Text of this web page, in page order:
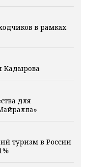
в рамках
Кадырова
для
туризм в России